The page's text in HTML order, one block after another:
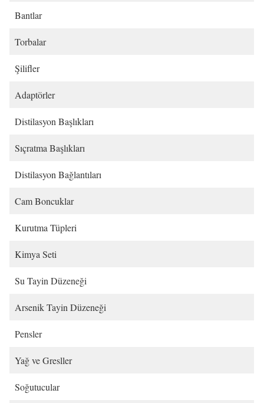
Bantlar
Torbalar
Şilifler
Adaptörler
Distilasyon Başlıkları
Sıçratma Başlıkları
Distilasyon Bağlantıları
Cam Boncuklar
Kurutma Tüpleri
Kimya Seti
Su Tayin Düzeneği
Arsenik Tayin Düzeneği
Pensler
Yağ ve Gresller
Soğutucular